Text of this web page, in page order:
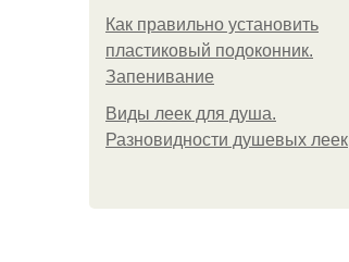
Как правильно установить
пластиковый подоконник.
Запенивание
Виды леек для душа.
Разновидности душевых леек